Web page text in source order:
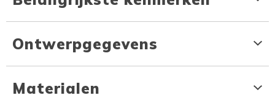
Ontwerpgegevens
Materialen